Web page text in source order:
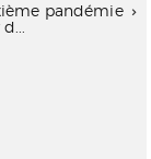
pandémie